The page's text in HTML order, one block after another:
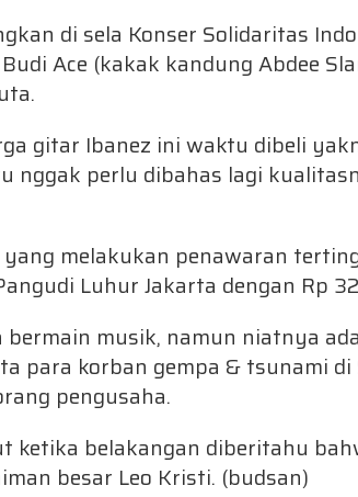
di sela Konser Solidaritas
Ace (kakak kandung Abdee
gitar Ibanez ini waktu dibeli
nggak perlu dibahas lagi
melakukan penawaran
Luhur Jakarta dengan Rp
bermain musik, namun niatnya
para korban gempa & tsunami di
pengusaha.
ketika belakangan diberitahu
besar Leo Kristi. (budsan)